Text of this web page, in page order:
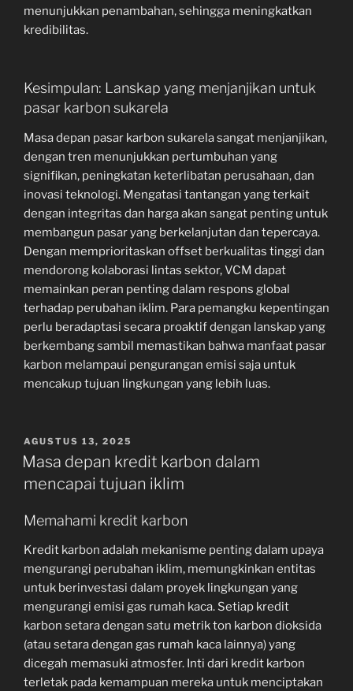
menunjukkan penambahan, sehingga meningkatkan
kredibilitas.
Kesimpulan: Lanskap yang menjanjikan untuk
pasar karbon sukarela
Masa depan pasar karbon sukarela sangat menjanjikan,
dengan tren menunjukkan pertumbuhan yang
signifikan, peningkatan keterlibatan perusahaan, dan
inovasi teknologi. Mengatasi tantangan yang terkait
dengan integritas dan harga akan sangat penting untuk
membangun pasar yang berkelanjutan dan tepercaya.
Dengan memprioritaskan offset berkualitas tinggi dan
mendorong kolaborasi lintas sektor, VCM dapat
memainkan peran penting dalam respons global
terhadap perubahan iklim. Para pemangku kepentingan
perlu beradaptasi secara proaktif dengan lanskap yang
berkembang sambil memastikan bahwa manfaat pasar
karbon melampaui pengurangan emisi saja untuk
mencakup tujuan lingkungan yang lebih luas.
POSTED
ON
AGUSTUS 13, 2025
Masa depan kredit karbon dalam
mencapai tujuan iklim
Memahami kredit karbon
Kredit karbon adalah mekanisme penting dalam upaya
mengurangi perubahan iklim, memungkinkan entitas
untuk berinvestasi dalam proyek lingkungan yang
mengurangi emisi gas rumah kaca. Setiap kredit
karbon setara dengan satu metrik ton karbon dioksida
(atau setara dengan gas rumah kaca lainnya) yang
dicegah memasuki atmosfer. Inti dari kredit karbon
terletak pada kemampuan mereka untuk menciptakan